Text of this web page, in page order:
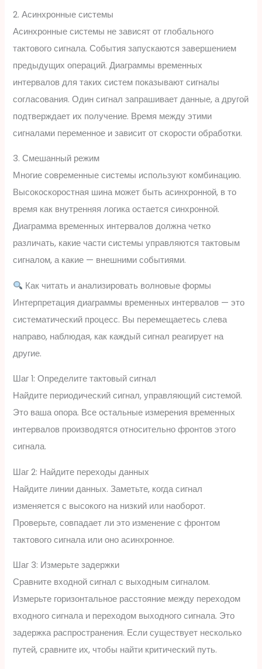
2. Асинхронные системы
Асинхронные системы не зависят от глобального
тактового сигнала. События запускаются завершением
предыдущих операций. Диаграммы временных
интервалов для таких систем показывают сигналы
согласования. Один сигнал запрашивает данные, а другой
подтверждает их получение. Время между этими
сигналами переменное и зависит от скорости обработки.
3. Смешанный режим
Многие современные системы используют комбинацию.
Высокоскоростная шина может быть асинхронной, в то
время как внутренняя логика остается синхронной.
Диаграмма временных интервалов должна четко
различать, какие части системы управляются тактовым
сигналом, а какие — внешними событиями.
Как читать и анализировать волновые формы
Интерпретация диаграммы временных интервалов — это
систематический процесс. Вы перемещаетесь слева
направо, наблюдая, как каждый сигнал реагирует на
другие.
Шаг 1: Определите тактовый сигнал
Найдите периодический сигнал, управляющий системой.
Это ваша опора. Все остальные измерения временных
интервалов производятся относительно фронтов этого
сигнала.
Шаг 2: Найдите переходы данных
Найдите линии данных. Заметьте, когда сигнал
изменяется с высокого на низкий или наоборот.
Проверьте, совпадает ли это изменение с фронтом
тактового сигнала или оно асинхронное.
Шаг 3: Измерьте задержки
Сравните входной сигнал с выходным сигналом.
Измерьте горизонтальное расстояние между переходом
входного сигнала и переходом выходного сигнала. Это
задержка распространения. Если существует несколько
путей, сравните их, чтобы найти критический путь.